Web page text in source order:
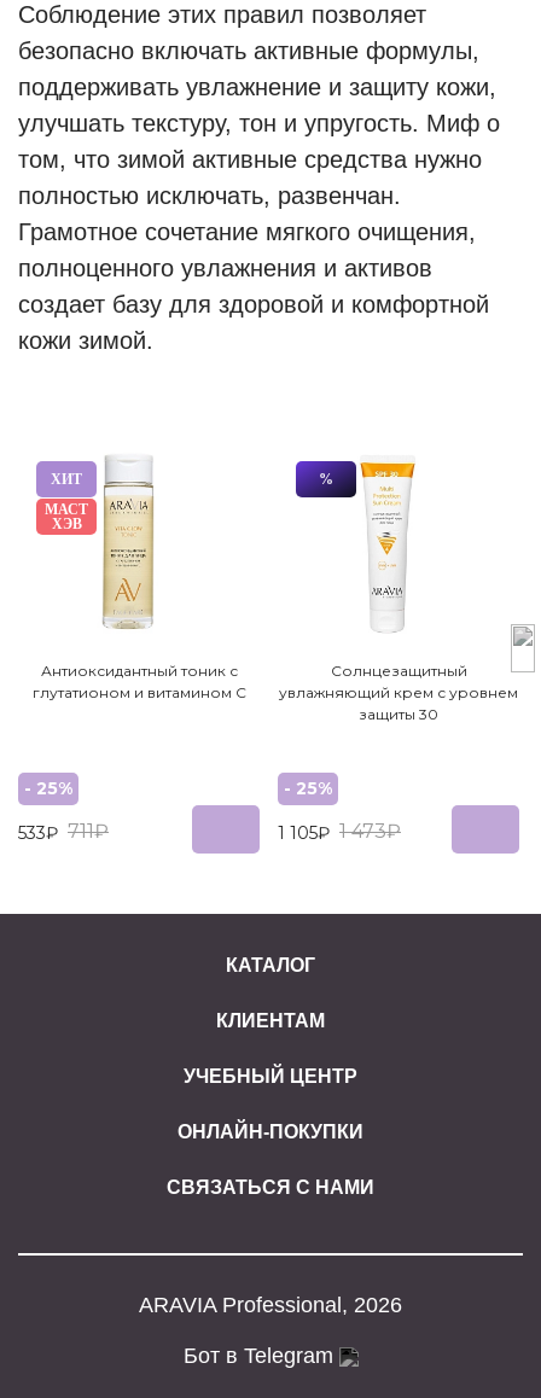
Соблюдение этих правил позволяет
безопасно включать активные формулы,
поддерживать увлажнение и защиту кожи,
улучшать текстуру, тон и упругость. Миф о
том, что зимой активные средства нужно
полностью исключать, развенчан.
Грамотное сочетание мягкого очищения,
полноценного увлажнения и активов
создает базу для здоровой и комфортной
кожи зимой.
ХИТ
МАСТ
ХЭВ
Антиоксидантный тоник с
глутатионом и витамином С
- 25%
533₽ 711₽
%
Cолнцезащитный
увлажняющий крем с уровнем
защиты 30
- 25%
1 105₽ 1 473₽
КАТАЛОГ
КЛИЕНТАМ
УЧЕБНЫЙ ЦЕНТР
ОНЛАЙН-ПОКУПКИ
СВЯЗАТЬСЯ С НАМИ
ARAVIA Professional, 2026
Бот в Telegram